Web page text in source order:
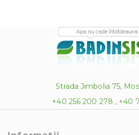
Strada Jimbolia 75,
+40 256 200 278 , +40